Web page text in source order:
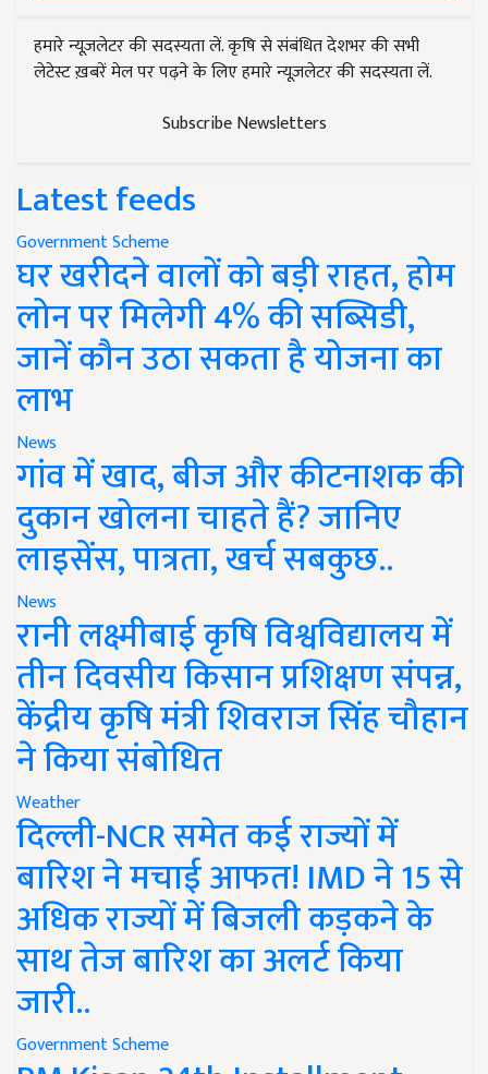
हमारे न्यूज़लेटर की सदस्यता लें. कृषि से संबंधित देशभर की सभी
लेटेस्ट ख़बरें मेल पर पढ़ने के लिए हमारे न्यूज़लेटर की सदस्यता लें.
Subscribe Newsletters
Latest feeds
Government Scheme
घर खरीदने वालों को बड़ी राहत, होम
लोन पर मिलेगी 4% की सब्सिडी,
जानें कौन उठा सकता है योजना का
लाभ
News
गांव में खाद, बीज और कीटनाशक की
दुकान खोलना चाहते हैं? जानिए
लाइसेंस, पात्रता, खर्च सबकुछ..
News
रानी लक्ष्मीबाई कृषि विश्वविद्यालय में
तीन दिवसीय किसान प्रशिक्षण संपन्न,
केंद्रीय कृषि मंत्री शिवराज सिंह चौहान
ने किया संबोधित
Weather
दिल्ली-NCR समेत कई राज्यों में
बारिश ने मचाई आफत! IMD ने 15 से
अधिक राज्यों में बिजली कड़कने के
साथ तेज बारिश का अलर्ट किया
जारी..
Government Scheme